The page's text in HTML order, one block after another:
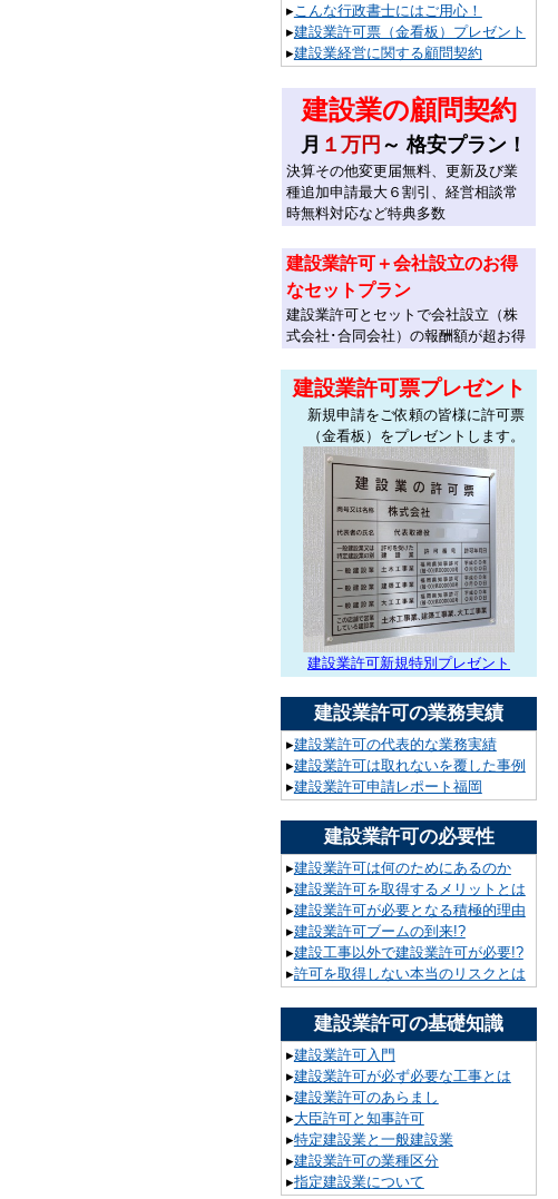
▸こんな行政書士にはご用心！
▸建設業許可票（金看板）プレゼント
▸建設業経営に関する顧問契約
建設業の顧問契約
月 １万円 ～ 格安プラン！
決算その他変更届無料、更新及び業
種追加申請最大６割引、経営相談常
時無料対応など特典多数
建設業許可＋会社設立のお得
なセットプラン
建設業許可とセットで会社設立（株
式会社･合同会社）の報酬額が超お得
建設業許可票プレゼント
新規申請をご依頼の皆様に許可票
（金看板）をプレゼントします。
建設業許可新規特別プレゼント
建設業許可の業務実績
▸建設業許可の代表的な業務実績
▸建設業許可は取れないを覆した事例
▸建設業許可申請レポート福岡
建設業許可の必要性
▸建設業許可は何のためにあるのか
▸建設業許可を取得するメリットとは
▸建設業許可が必要となる積極的理由
▸建設業許可ブームの到来!?
▸建設工事以外で建設業許可が必要!?
▸許可を取得しない本当のリスクとは
建設業許可の基礎知識
▸建設業許可入門
▸建設業許可が必ず必要な工事とは
▸建設業許可のあらまし
▸大臣許可と知事許可
▸特定建設業と一般建設業
▸建設業許可の業種区分
▸指定建設業について